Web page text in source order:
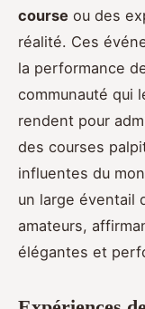
course ou des
réalité. Ces
la performance
communauté qui
rendent pour
des courses
influentes du
un large éventail
amateurs,
élégantes et